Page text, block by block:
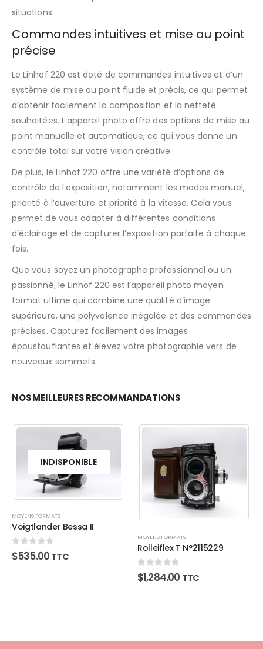
situations.
Commandes intuitives et mise au point
précise
Le Linhof 220 est doté de commandes intuitives et d’un
système de mise au point fluide et précis, ce qui permet
d’obtenir facilement la composition et la netteté
souhaitées. L’appareil photo offre des options de mise au
point manuelle et automatique, ce qui vous donne un
contrôle total sur votre vision créative.
De plus, le Linhof 220 offre une variété d’options de
contrôle de l’exposition, notamment les modes manuel,
priorité à l’ouverture et priorité à la vitesse. Cela vous
permet de vous adapter à différentes conditions
d’éclairage et de capturer l’exposition parfaite à chaque
fois.
Que vous soyez un photographe professionnel ou un
passionné, le Linhof 220 est l’appareil photo moyen
format ultime qui combine une qualité d’image
supérieure, une polyvalence inégalée et des commandes
précises. Capturez facilement des images
époustouflantes et élevez votre photographie vers de
nouveaux sommets.
NOS MEILLEURES RECOMMANDATIONS
INDISPONIBLE
MOYENS FORMATS
Voigtlander Bessa II
0sur 5
$535.00 TTC
MOYENS FORMATS
Rolleiflex T N°2115229
0sur 5
$1,284.00 TTC